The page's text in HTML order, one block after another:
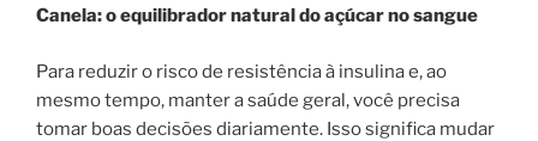
Canela: o equilibrador natural do açúcar no sangue
Para reduzir o risco de resistência à insulina e, ao
mesmo tempo, manter a saúde geral, você precisa
tomar boas decisões diariamente. Isso significa mudar